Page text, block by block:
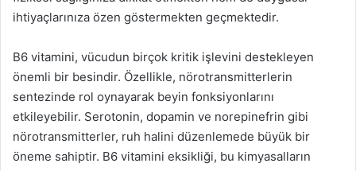
ihtiyaçlarınıza özen göstermekten geçmektedir.
B6 vitamini, vücudun birçok kritik işlevini destekleyen
önemli bir besindir. Özellikle, nörotransmitterlerin
sentezinde rol oynayarak beyin fonksiyonlarını
etkileyebilir. Serotonin, dopamin ve norepinefrin gibi
nörotransmitterler, ruh halini düzenlemede büyük bir
öneme sahiptir. B6 vitamini eksikliği, bu kimyasalların